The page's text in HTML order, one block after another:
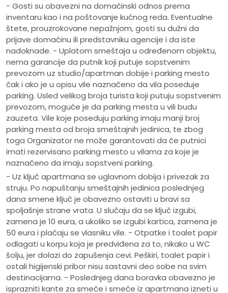
- Gosti su obavezni na domaćinski odnos prema
inventaru kao i na poštovanje kućnog reda. Eventualne
štete, prouzrokovane nepažnjom, gosti su dužni da
prijave domaćinu ili predstavniku agencije i da iste
nadoknade. - Uplatom smeštaja u određenom objektu,
nema garancije da putnik koji putuje sopstvenim
prevozom uz studio/apartman dobije i parking mesto
čak i ako je u opisu vile naznačeno da vila poseduje
parking. Usled velikog broja turista koji putuju sopstvenim
prevozom, moguće je da parking mesta u vili budu
zauzeta. Vile koje poseduju parking imaju manji broj
parking mesta od broja smeštajnih jedinica, te zbog
toga Organizator ne može garantovati da će putnici
imati rezervisano parking mesto u vilama za koje je
naznačeno da imaju sopstveni parking.
- Uz ključ apartmana se uglavnom dobija i privezak za
struju. Po napuštanju smeštajnih jedinica poslednjeg
dana smene ključ je obavezno ostaviti u bravi sa
spoljašnje strane vrata. U slučaju da se ključ izgubi,
zamena je 10 eura, a ukoliko se izgubi kartica, zamena je
50 eura i plaćaju se vlasniku vile. - Otpatke i toalet papir
odlagati u korpu koja je predviđena za to, nikako u WC
šolju, jer dolazi do zapušenja cevi. Peškiri, toalet papir i
ostali higijenski pribor nisu sastavni deo sobe na svim
destinacijama. - Poslednjeg dana boravka obavezno je
isprazniti kante za smeće i smeće iz apartmana izneti u